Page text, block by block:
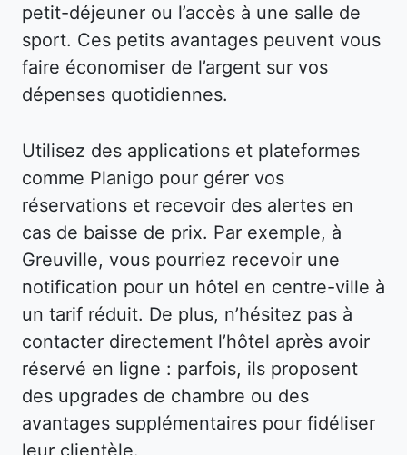
petit-déjeuner ou l’accès à une salle de
sport. Ces petits avantages peuvent vous
faire économiser de l’argent sur vos
dépenses quotidiennes.
Utilisez des applications et plateformes
comme Planigo pour gérer vos
réservations et recevoir des alertes en
cas de baisse de prix. Par exemple, à
Greuville, vous pourriez recevoir une
notification pour un hôtel en centre-ville à
un tarif réduit. De plus, n’hésitez pas à
contacter directement l’hôtel après avoir
réservé en ligne : parfois, ils proposent
des upgrades de chambre ou des
avantages supplémentaires pour fidéliser
leur clientèle.